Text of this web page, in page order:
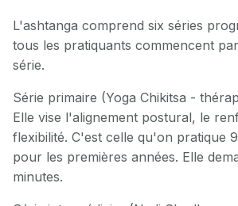
L'ashtanga comprend six séries
tous les pratiquants commencent
série.
Série primaire (Yoga Chikitsa -
Elle vise l'alignement postural, le
flexibilité. C'est celle qu'on pratique
pour les premières années. Elle
minutes.